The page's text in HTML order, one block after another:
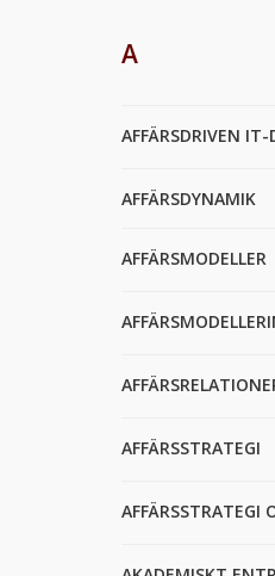
A
AFFÄRSDRIVEN IT-
AFFÄRSDYNAMIK
AFFÄRSMODELLER
AFFÄRSSTRATEGI
AFFÄRSSTRATEGI